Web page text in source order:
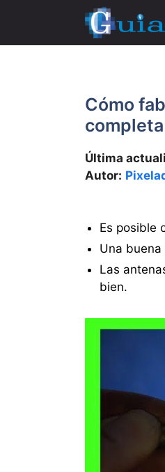
contenido
Cómo
Última
Autor:
Es posible
Una
Las
bien.